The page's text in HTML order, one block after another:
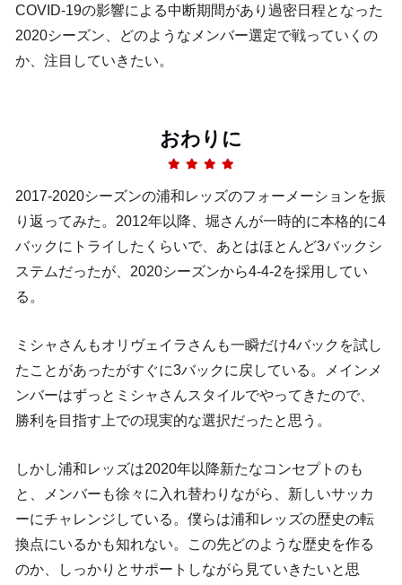
COVID-19の影響による中断期間があり過密日程となった
2020シーズン、どのようなメンバー選定で戦っていくの
か、注目していきたい。
おわりに
2017-2020シーズンの浦和レッズのフォーメーションを振
り返ってみた。2012年以降、堀さんが一時的に本格的に4
バックにトライしたくらいで、あとはほとんど3バックシ
ステムだったが、2020シーズンから4-4-2を採用してい
る。
ミシャさんもオリヴェイラさんも一瞬だけ4バックを試し
たことがあったがすぐに3バックに戻している。メインメ
ンバーはずっとミシャさんスタイルでやってきたので、
勝利を目指す上での現実的な選択だったと思う。
しかし浦和レッズは2020年以降新たなコンセプトのも
と、メンバーも徐々に入れ替わりながら、新しいサッカ
ーにチャレンジしている。僕らは浦和レッズの歴史の転
換点にいるかも知れない。この先どのような歴史を作る
のか、しっかりとサポートしながら見ていきたいと思